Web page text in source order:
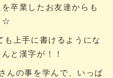
卒業したお友達からも
☆
も上手に書けるようにな
と漢字が！！
んの事を学んで、いっぱ